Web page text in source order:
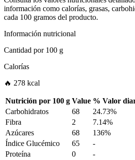
información como calorías, grasas,
cada 100 gramos del producto.
Información nutricional
Cantidad por100 g
Calorías
🔥 278 kcal
Nutrición por 100 g Value % Valor
Carbohidratos
68
24.73%
Fibra
2
7.14%
Azúcares
68
136%
Índice Glucémico
65
-
Proteína
0
-